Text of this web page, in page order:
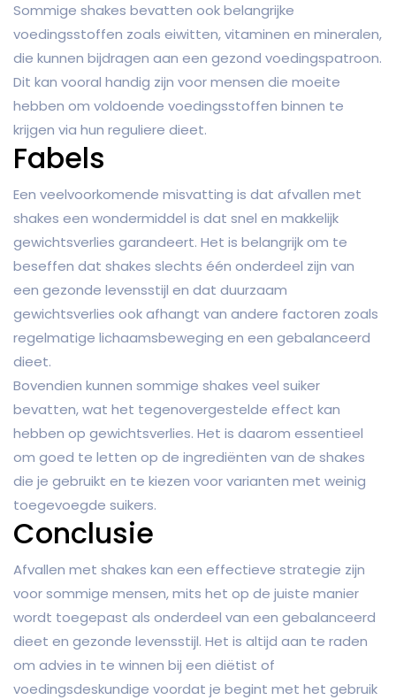
Sommige shakes bevatten ook belangrijke
voedingsstoffen zoals eiwitten, vitaminen en mineralen,
die kunnen bijdragen aan een gezond voedingspatroon.
Dit kan vooral handig zijn voor mensen die moeite
hebben om voldoende voedingsstoffen binnen te
krijgen via hun reguliere dieet.
Fabels
Een veelvoorkomende misvatting is dat afvallen met
shakes een wondermiddel is dat snel en makkelijk
gewichtsverlies garandeert. Het is belangrijk om te
beseffen dat shakes slechts één onderdeel zijn van
een gezonde levensstijl en dat duurzaam
gewichtsverlies ook afhangt van andere factoren zoals
regelmatige lichaamsbeweging en een gebalanceerd
dieet.
Bovendien kunnen sommige shakes veel suiker
bevatten, wat het tegenovergestelde effect kan
hebben op gewichtsverlies. Het is daarom essentieel
om goed te letten op de ingrediënten van de shakes
die je gebruikt en te kiezen voor varianten met weinig
toegevoegde suikers.
Conclusie
Afvallen met shakes kan een effectieve strategie zijn
voor sommige mensen, mits het op de juiste manier
wordt toegepast als onderdeel van een gebalanceerd
dieet en gezonde levensstijl. Het is altijd aan te raden
om advies in te winnen bij een diëtist of
voedingsdeskundige voordat je begint met het gebruik